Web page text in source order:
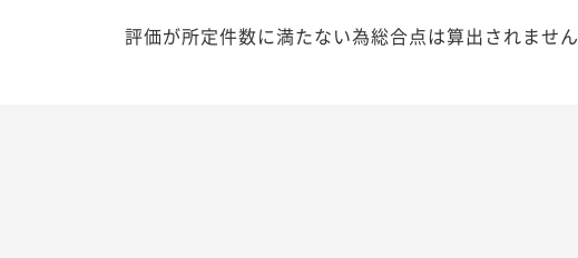
評価が所定件数に満たない為総合点は算出されません